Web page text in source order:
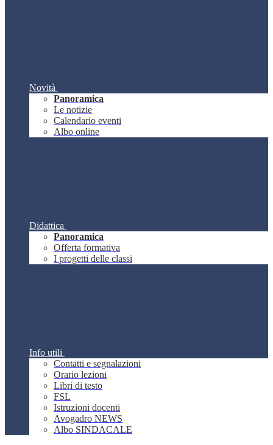
Novità
Panoramica
Le notizie
Calendario eventi
Albo online
Didattica
Panoramica
Offerta formativa
I progetti delle classi
Info utili
Contatti e segnalazioni
Orario lezioni
Libri di testo
FSL
Istruzioni docenti
Avogadro NEWS
Albo SINDACALE